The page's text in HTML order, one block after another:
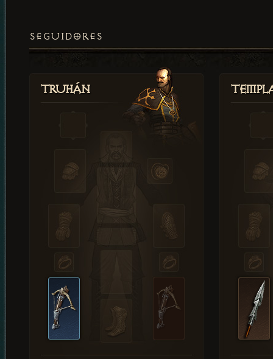
SEGUIDORES
Truhán